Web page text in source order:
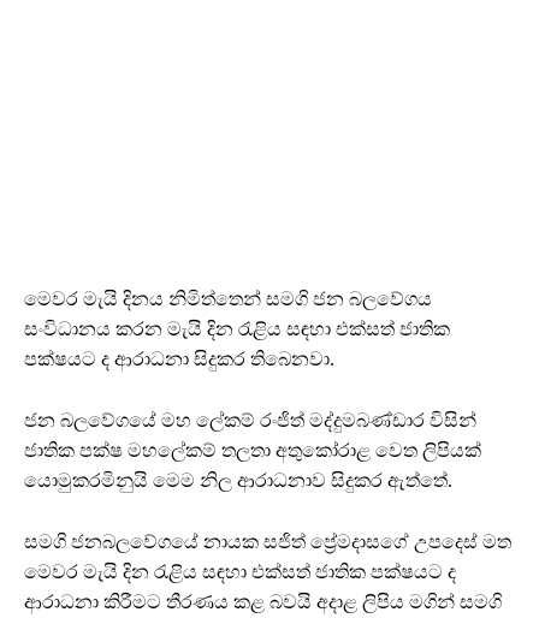
මෙවර මැයි දිනය නිමිත්තෙන් සමගි ජන බලවේගය
සංවිධානය කරන මැයි දින රැළිය සඳහා එක්සත් ජාතික
පක්ෂයට ද ආරාධනා සිදුකර තිබෙනවා.
ජන බලවේගයේ මහ ලේකම් රංජිත් මද්දුමබණ්ඩාර විසින්
ජාතික පක්ෂ මහලේකම් තලතා අතුකෝරාළ වෙත ලිපියක්
යොමුකරමිනුයි මෙම නිල ආරාධනාව සිදුකර ඇත්තේ.
සමගි ජනබලවේගයේ නායක සජිත් ප්‍රේමදාසගේ උපදෙස් මත
මෙවර මැයි දින රැළිය සඳහා එක්සත් ජාතික පක්ෂයට ද
ආරාධනා කිරීමට තීරණය කළ බවයි අදාළ ලිපිය මගින් සමගි